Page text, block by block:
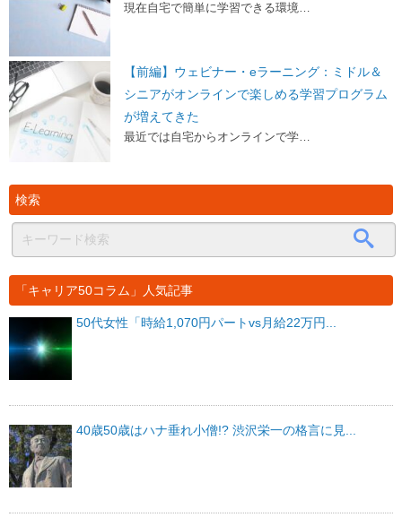
現在自宅で簡単に学習できる環境…
【前編】ウェビナー・eラーニング：ミドル＆
シニアがオンラインで楽しめる学習プログラム
が増えてきた
最近では自宅からオンラインで学…
検索
「キャリア50コラム」人気記事
50代女性「時給1,070円パートvs月給22万円...
40歳50歳はハナ垂れ小僧!? 渋沢栄一の格言に見...